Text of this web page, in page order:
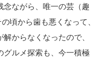
ながら、唯一の芸（趣
頃から歯も悪くなって、
からなくなったので、
グルメ探索も、今一積極